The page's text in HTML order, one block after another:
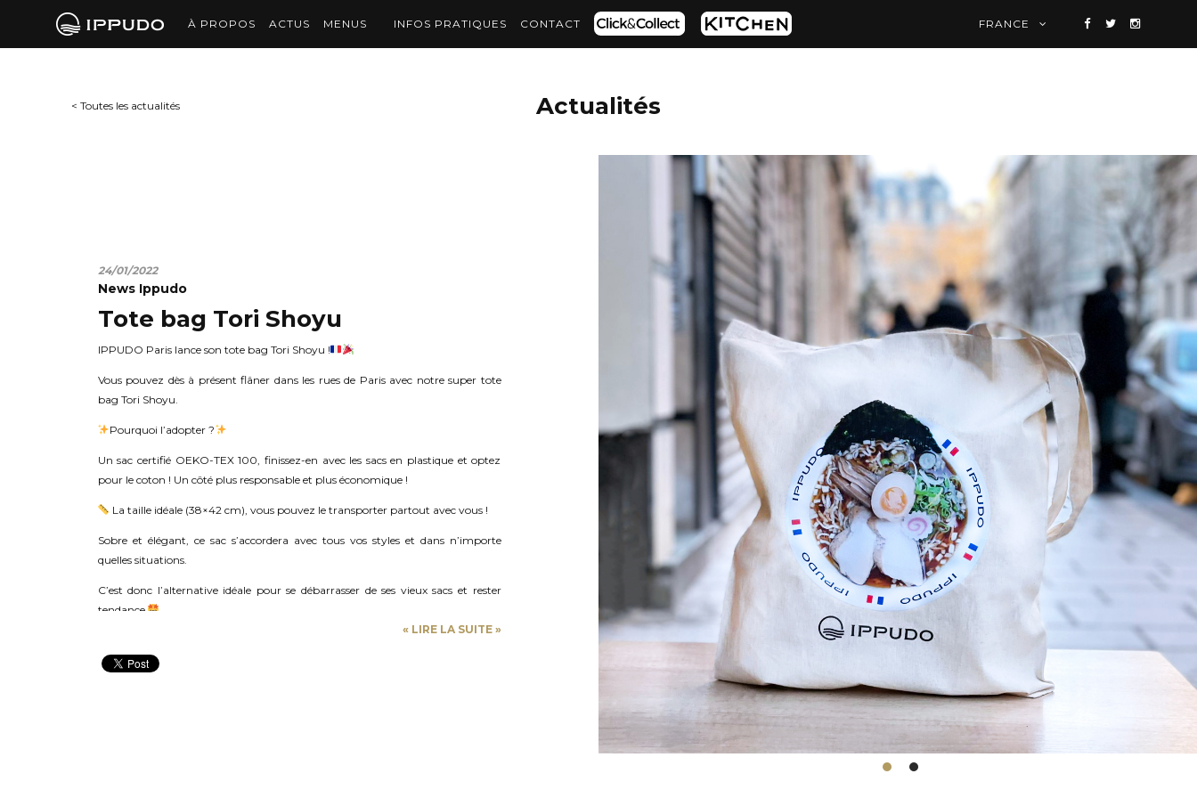
À PROPOS ACTUS MENUS INFOS PRATIQUES CONTACT FRANCE
< Toutes les actualités Actualités
24/01/2022
News Ippudo
Tote bag Tori Shoyu
IPPUDO Paris lance son tote bag Tori Shoyu !
Vous pouvez dès à présent flâner dans les rues de Paris avec notre super tote
bag Tori Shoyu.
Pourquoi l’adopter ?
Un sac certifié OEKO-TEX 100, finissez-en avec les sacs en plastique et optez
pour le coton ! Un côté plus responsable et plus économique !
La taille idéale (38×42 cm), vous pouvez le transporter partout avec vous !
Sobre et élégant, ce sac s’accordera avec tous vos styles et dans n’importe
quelles situations.
C’est donc l’alternative idéale pour se débarrasser de ses vieux sacs et rester
tendance
Il est disponible exclusivement à la vente dans notre restaurant Ippudo Louvre
« LIRE LA SUITE»